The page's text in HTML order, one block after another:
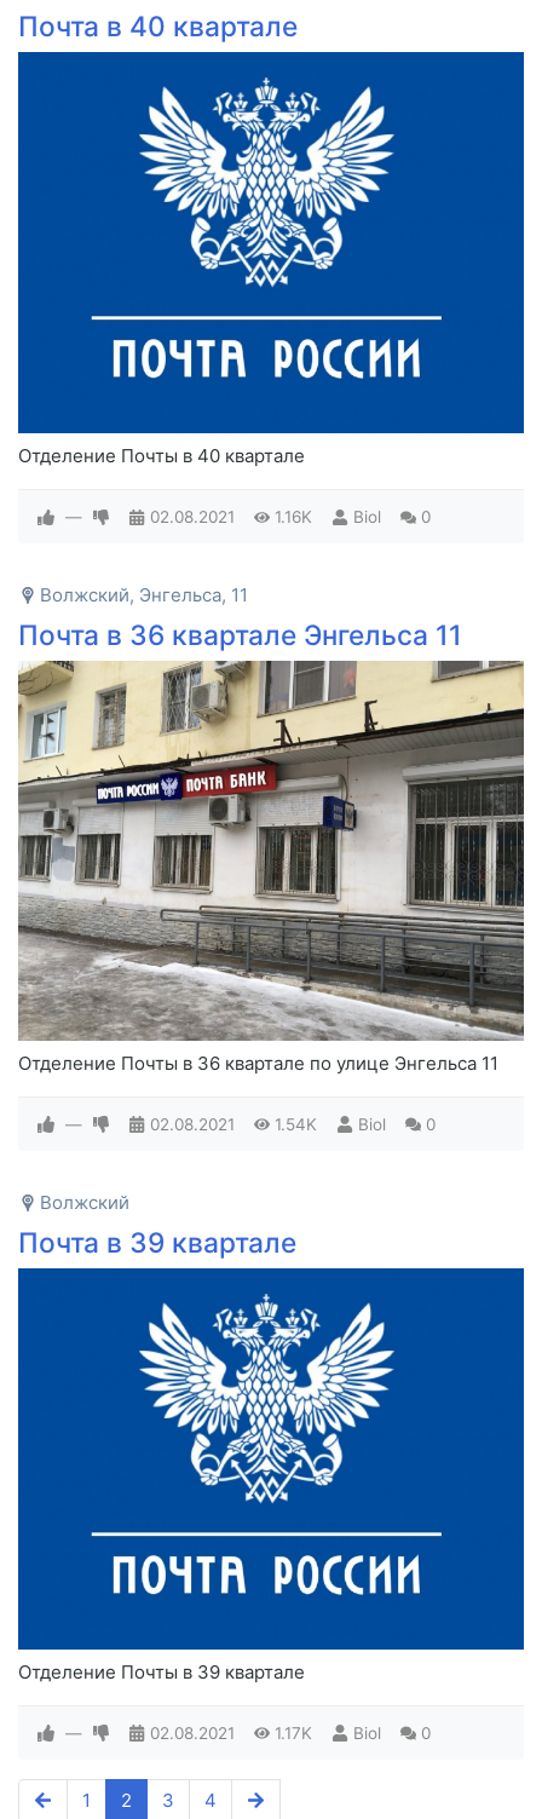
Почта в 40 квартале
Отделение Почты в 40 квартале
— 02.08.2021 1.16K Biol 0
Волжский, Энгельса, 11
Почта в 36 квартале Энгельса 11
Отделение Почты в 36 квартале по улице Энгельса 11
— 02.08.2021 1.54K Biol 0
Волжский
Почта в 39 квартале
Отделение Почты в 39 квартале
— 02.08.2021 1.17K Biol 0
1 2 3 4